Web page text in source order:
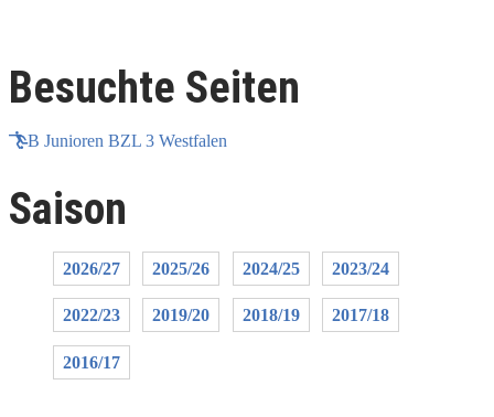
Besuchte Seiten
B Junioren BZL 3 Westfalen
Saison
2026/27 2025/26 2024/25 2023/24
2022/23 2019/20 2018/19 2017/18
2016/17